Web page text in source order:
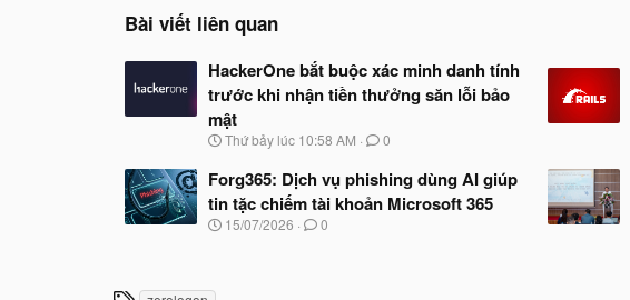
Bài viết liên quan
HackerOne bắt buộc xác minh danh tính
trước khi nhận tiền thưởng săn lỗi bảo
mật
N
à
y
b
ắ
Thứ bảy lúc 10:58 AM 0
Forg365: Dịch vụ phishing dùng AI giúp
tin tặc chiếm tài khoản Microsoft 365
N
15/07/2026 0